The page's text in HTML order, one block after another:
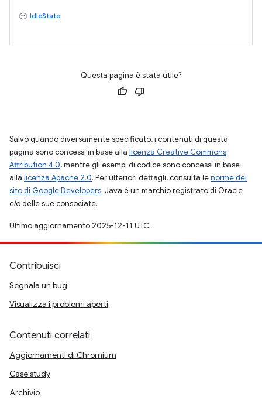
IdleState
Questa pagina è stata utile?
Salvo quando diversamente specificato, i contenuti di questa
pagina sono concessi in base alla licenza Creative Commons
Attribution 4.0, mentre gli esempi di codice sono concessi in base
alla licenza Apache 2.0. Per ulteriori dettagli, consulta lenorme del
sito di Google Developers. Java è un marchio registrato di Oracle
e/o delle sue consociate.
Ultimo aggiornamento 2025-12-11 UTC.
Contribuisci
Segnala un bug
Visualizza i problemi aperti
Contenuti correlati
Aggiornamenti di Chromium
Case study
Archivio